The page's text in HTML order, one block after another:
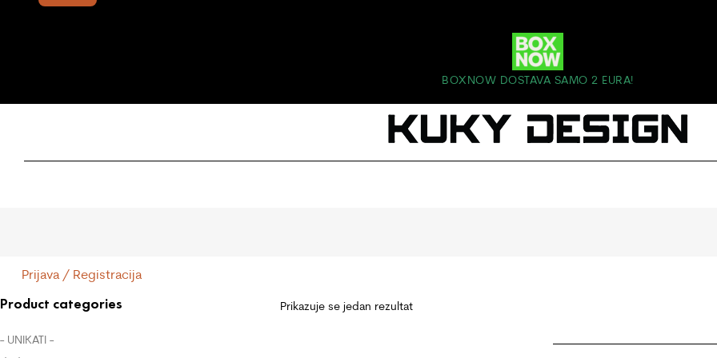
BOXNOW DOSTAVA SAMO 2 EURA!
Prijava / Registracija
Prikazuje se jedan rezultat
Product categories
- UNIKATI -